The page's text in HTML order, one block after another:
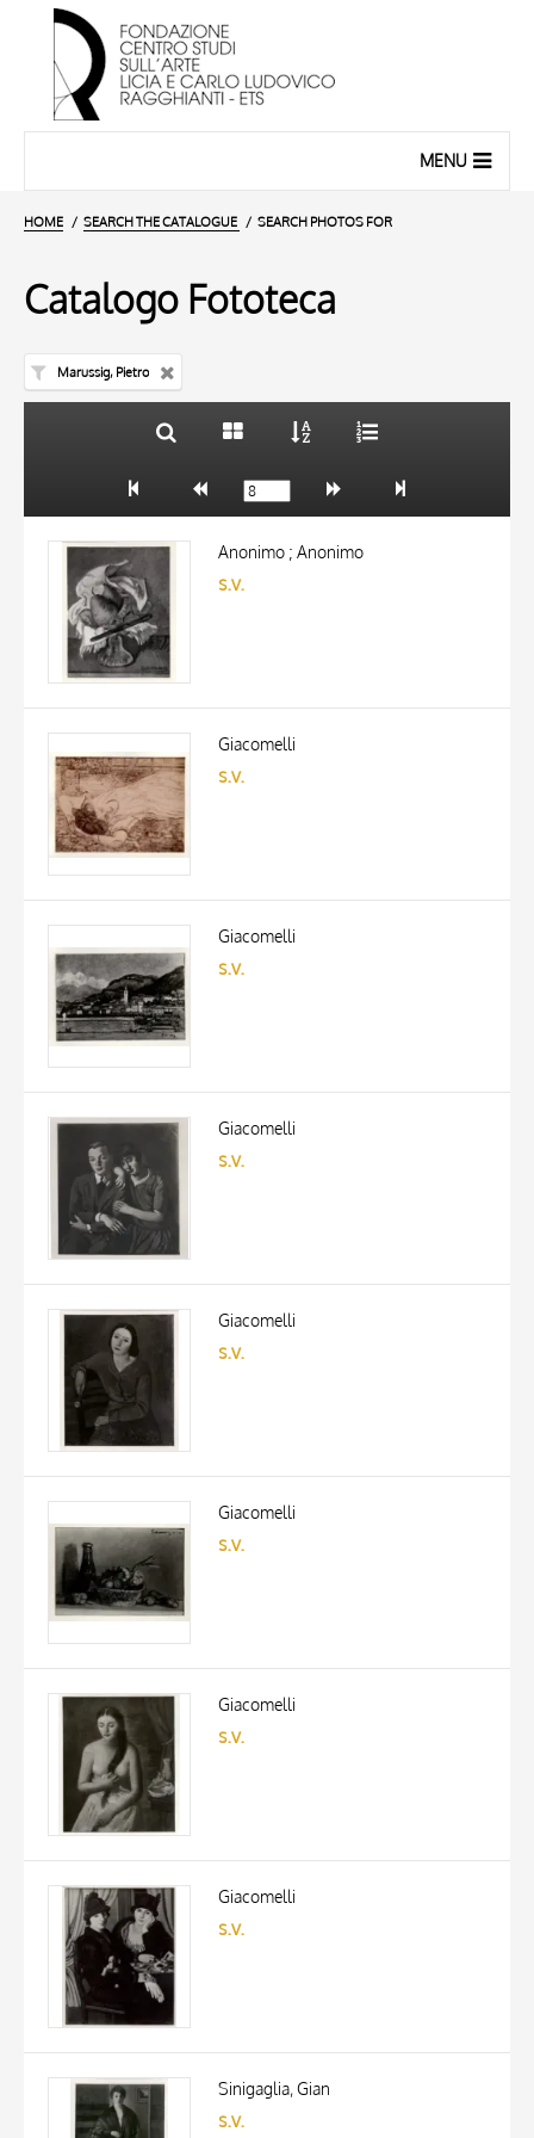
MENU
HOME SEARCH THE CATALOGUE SEARCH PHOTOS FOR
Catalogo Fototeca
Marussig, Pietro
AUTHOR
Anonimo ; Anonimo
s.v.
Giacomelli
s.v.
Giacomelli
s.v.
Giacomelli
s.v.
Giacomelli
s.v.
Giacomelli
s.v.
Giacomelli
s.v.
Giacomelli
s.v.
Sinigaglia, Gian
s.v.